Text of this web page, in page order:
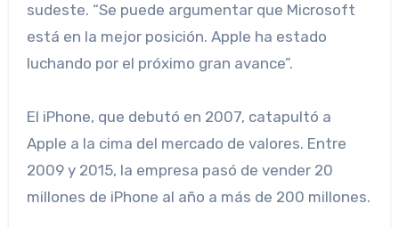
sudeste. “Se puede argumentar que Microsoft
está en la mejor posición. Apple ha estado
luchando por el próximo gran avance”.
El iPhone, que debutó en 2007, catapultó a
Apple a la cima del mercado de valores. Entre
2009 y 2015, la empresa pasó de vender 20
millones de iPhone al año a más de 200 millones.